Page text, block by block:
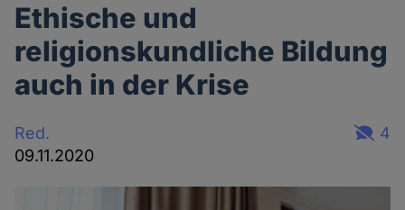
Ethische und
religionskundliche Bildung
auch in der Krise
Red.
09.11.2020
4